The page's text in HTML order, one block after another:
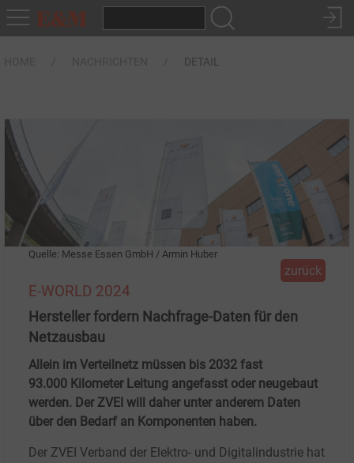
DETAIL
Quelle: Messe Essen GmbH / Armin Huber
zurück
E-WORLD 2024
Hersteller fordern Nachfrage-Daten für den
Netzausbau
Allein im Verteilnetz müssen bis 2032 fast
93.000 Kilometer Leitung angefasst oder neugebaut
werden. Der ZVEI will daher unter anderem Daten
über den Bedarf an Komponenten haben.
Der ZVEI Verband der Elektro- und Digitalindustrie hat